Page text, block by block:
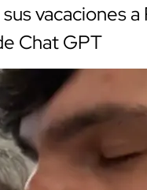
vacaciones
Chat GPT